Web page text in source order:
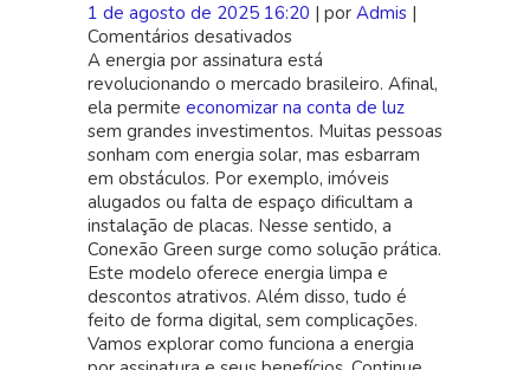
1 de agosto de 2025 16:20 | por Admis |
Comentários desativados
Como
Funciona
o
Modelo
de
Energia
por
Assinatura:
Economia
Sem
Instalar
Placas
Solares
A energia por assinatura está
revolucionando o mercado brasileiro. Afinal,
ela permite economizar na conta de luz
sem grandes investimentos. Muitas pessoas
sonham com energia solar, mas esbarram
em obstáculos. Por exemplo, imóveis
alugados ou falta de espaço dificultam a
instalação de placas. Nesse sentido, a
Conexão Green surge como solução prática.
Este modelo oferece energia limpa e
descontos atrativos. Além disso, tudo é
feito de forma digital, sem complicações.
Vamos explorar como funciona a energia